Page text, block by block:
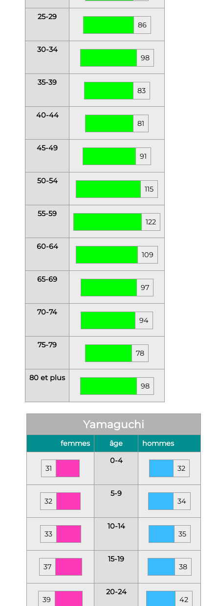
25-29
86
30-34
98
35-39
83
40-44
81
45-49
91
50-54
115
55-59
122
60-64
109
65-69
97
70-74
94
75-79
78
80 et plus
98
Yamaguchi
femmes âge hommes
31
0-4
32
32
5-9
34
33
10-14
35
37
15-19
38
39
20-24
42